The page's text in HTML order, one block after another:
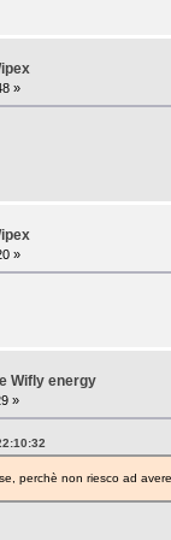
»
»
Wifly energy
»
perchè non riesco ad